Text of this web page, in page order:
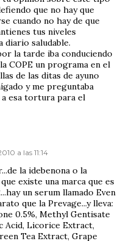
que no hay que
cuando no hay de que
tus niveles
diario saludable.
la tarde iba conduciendo
COPE un programa en el
de las ditas de ayuno
y me preguntaba
esa tortura para el
a las 11:14
la idebenona o la
existe una marca que es
un serum llamado Even
que la Prevage...y lleva:
0.5%, Methyl Gentisate
Acid, Licorice Extract,
Tea Extract, Grape